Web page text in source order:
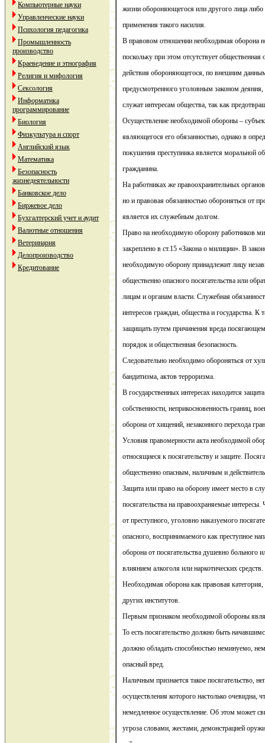
Компьютерные науки
Управленческие науки
Психология педагогика
Промышленность
производство
Краеведение и этнография
Религия и мифология
Сексология
Информатика
программирование
Биология
Физкультура и спорт
Английский язык
Математика
Безопасность
жизнедеятельности
Банковское дело
Биржевое дело
Бухгалтерский учет и аудит
Валютные отношения
Ветеринария
Делопроизводство
Кредитование
жизни обороняющегося или другого лица либо
применения такого насилия.
В правовом отношении необходимая оборона
поскольку при этом отсутствует
действия обороняющегося, по внешним
предусмотренного уголовным законом деяния,
служат интересам общества, так как
Осуществление необходимой обороны –
являющегося его обязанностью, однако в
покушения преступника является моральной
гражданина.
На работниках же правоохранительных
но и правовая обязанностью обороняться от
является их служебным долгом.
Право на необходимую оборону работников
закреплено в ст.15 «Закона о милиции». В
необходимую оборону принадлежит лицу
общественно опасного посягательства или
лицам и органам власти. Служебная
интересов граждан, общества и государства.
защищать путем причинения вреда
порядок и общественная безопасность.
Следовательно необходимо обороняться от
бандитизма, актов терроризма.
В государственных интересах находится
собственности, неприкосновенность границ,
оборона от хищений, незаконного перехода
Условия правомерности акта необходимой
относящиеся к посягательству и защите.
общественно опасным, наличным и
Защита или право на оборону имеет место в
посягательства на правоохраняемые
от преступного, уголовно наказуемого
опасного, воспринимаемого как преступное
оборона от посягательства душевно больного
влиянием алкоголя или наркотических средств.
Необходимая оборона как правовая
других институтов.
Первым признаком необходимой обороны
То есть посягательство должно быть
должно обладать способностью неминуемо,
опасный вред.
Наличным признается такое посягательство,
осуществления которого настолько очевидна,
немедленное осуществление. Об этом может
угроза словами, жестами, демонстрацией